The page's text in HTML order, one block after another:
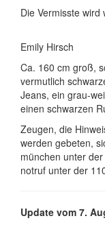
Die Vermisste
Emily Hirsch
Ca. 160 cm groß,
vermutlich
Jeans, ein grau-
einen schwarzen
Zeugen, die
werden gebeten,
münchen un­ter
notruf un­ter der
Update vom 7.